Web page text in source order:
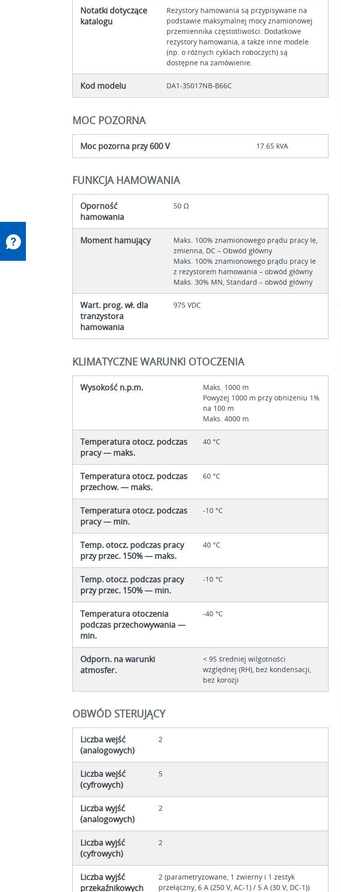
Notatki dotyczące
katalogu
Rezystory hamowania są przypisywane na
podstawie maksymalnej mocy znamionowej
przemiennika częstotliwości. Dodatkowe
rezystory hamowania, a także inne modele
(np. o różnych cyklach roboczych) są
dostępne na zamówienie.
Kod modelu DA1-35017NB-B66C
MOC POZORNA
Moc pozorna przy 600 V 17.65 kVA
FUNKCJA HAMOWANIA
Oporność
hamowania
50 Ω
Moment hamujący
Maks. 100% znamionowego prądu pracy Ie,
zmienna, DC – Obwód główny
Maks. 100% znamionowego prądu pracy Ie
z rezystorem hamowania – obwód główny
Maks. 30% MN, Standard – obwód główny
Wart. prog. wł. dla
tranzystora
hamowania
975 VDC
KLIMATYCZNE WARUNKI OTOCZENIA
Wysokość n.p.m.
Maks. 1000 m
Powyżej 1000 m przy obniżeniu 1%
na 100 m
Maks. 4000 m
Temperatura otocz. podczas
pracy — maks.
40 °C
Temperatura otocz. podczas
przechow. — maks.
60 °C
Temperatura otocz. podczas
pracy — min.
-10 °C
Temp. otocz. podczas pracy
przy przec. 150% — maks.
40 °C
Temp. otocz. podczas pracy
przy przec. 150% — min.
-10 °C
Temperatura otoczenia
podczas przechowywania —
min.
-40 °C
Odporn. na warunki
atmosfer.
< 95 średniej wilgotności
względnej (RH), bez kondensacji,
bez korozji
OBWÓD STERUJĄCY
Liczba wejść
(analogowych)
2
Liczba wejść
(cyfrowych)
5
Liczba wyjść
(analogowych)
2
Liczba wyjść
(cyfrowych)
2
Liczba wyjść
przekaźnikowych
2 (parametryzowane, 1 zwierny i 1 zestyk
przełączny, 6 A (250 V, AC-1) / 5 A (30 V, DC-1))